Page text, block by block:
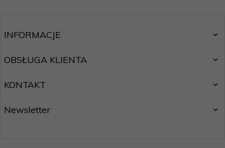
INFORMACJE
OBSŁUGA KLIENTA
KONTAKT
Newsletter